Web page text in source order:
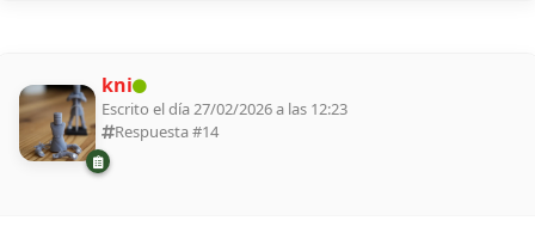
kni
Escrito el día 27/02/2026 a las 12:23
Respuesta #14